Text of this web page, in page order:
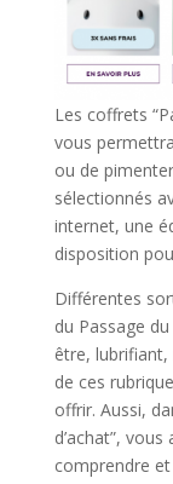
Les coffrets
vous
ou de
sélectionnés
internet, une
disposition
Différentes
du Passage
être, lubrifiant,
de ces
offrir. Aussi,
d’achat”,
comprendre